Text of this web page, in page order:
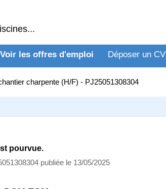
Voir les offres d'emploi Déposer un CV
charpente (H/F) - PJ25051308304
pourvue.
publiée le 13/05/2025